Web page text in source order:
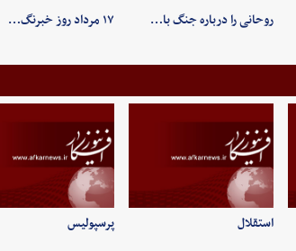
روحانی را درباره جنگ با…
۱۷ مرداد روز خبرنگ…
استقلال پرسپولیس